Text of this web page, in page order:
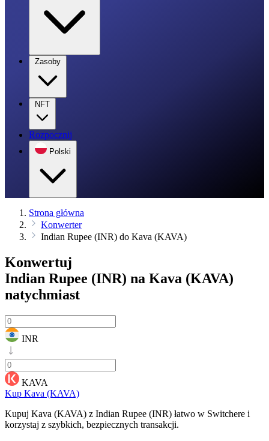
Zasoby
NFT
Rozpocznij
Polski
Strona główna
Konwerter
Indian Rupee (INR) do Kava (KAVA)
Konwertuj
Indian Rupee (INR) na Kava (KAVA)
natychmiast
INR
KAVA
Kup Kava (KAVA)
Kupuj Kava (KAVA) z Indian Rupee (INR) łatwo w Switchere i
korzystaj z szybkich, bezpiecznych transakcji.